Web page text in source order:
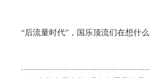
“后流量时代”，国乐顶流们在想什么